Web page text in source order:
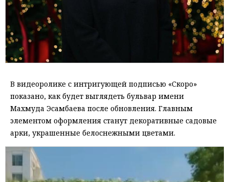
В видеоролике с интригующей подписью «Скоро»
показано, как будет выглядеть бульвар имени
Махмуда Эсамбаева после обновления. Главным
элементом оформления станут декоративные садовые
арки, украшенные белоснежными цветами.